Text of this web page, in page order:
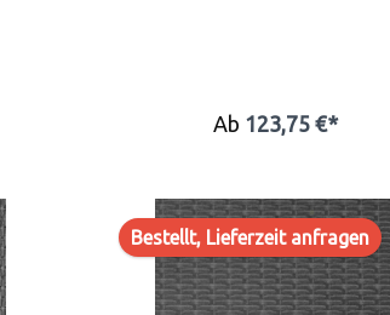
Ab 123,75 €*
Bestellt, Lieferzeit anfragen